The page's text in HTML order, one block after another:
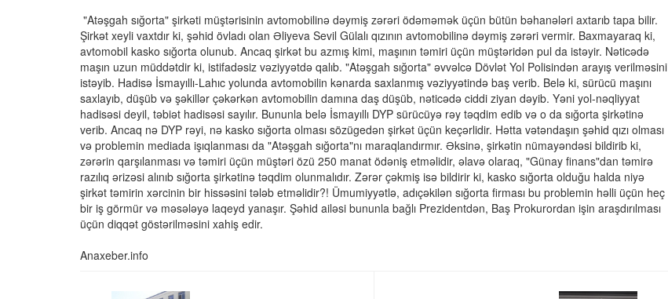
"Atəşgah sığorta" şirkəti müştərisinin avtomobilinə dəymiş zərəri ödəməmək üçün bütün bəhanələri axtarıb tapa bilir.
Şirkət xeyli vaxtdır ki, şəhid övladı olan Əliyeva Sevil Gülalı qızının avtomobilinə dəymiş zərəri vermir. Baxmayaraq ki,
avtomobil kasko sığorta olunub. Ancaq şirkət bu azmış kimi, maşının təmiri üçün müştəridən pul da istəyir. Nəticədə
maşın uzun müddətdir ki, istifadəsiz vəziyyətdə qalıb. "Atəşgah sığorta" əvvəlcə Dövlət Yol Polisindən arayış verilməsini
istəyib. Hadisə İsmayıllı-Lahıc yolunda avtomobilin kənarda saxlanmış vəziyyətində baş verib. Belə ki, sürücü maşını
saxlayıb, düşüb və şəkillər çəkərkən avtomobilin damına daş düşüb, nəticədə ciddi ziyan dəyib. Yəni yol-nəqliyyat
hadisəsi deyil, təbiət hadisəsi sayılır. Bununla belə İsmayıllı DYP sürücüyə rəy təqdim edib və o da sığorta şirkətinə
verib. Ancaq nə DYP rəyi, nə kasko sığorta olması sözügedən şirkət üçün keçərlidir. Hətta vətəndaşın şəhid qızı olması
və problemin mediada işıqlanması da "Atəşgah sığorta"nı maraqlandırmır. Əksinə, şirkətin nümayəndəsi bildirib ki,
zərərin qarşılanması və təmiri üçün müştəri özü 250 manat ödəniş etməlidir, əlavə olaraq, "Günay finans"dan təmirə
razılıq ərizəsi alınıb sığorta şirkətinə təqdim olunmalıdır. Zərər çəkmiş isə bildirir ki, kasko sığorta olduğu halda niyə
şirkət təmirin xərcinin bir hissəsini tələb etməlidir?! Ümumiyyətlə, adıçəkilən sığorta firması bu problemin həlli üçün heç
bir iş görmür və məsələyə laqeyd yanaşır. Şəhid ailəsi bununla bağlı Prezidentdən, Baş Prokurordan işin araşdırılması
üçün diqqət göstərilməsini xahiş edir.
Anaxeber.info